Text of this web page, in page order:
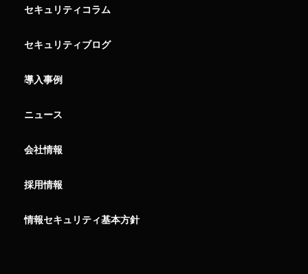
セキュリティコラム
セキュリティブログ
導入事例
ニュース
会社情報
採用情報
情報セキュリティ基本方針